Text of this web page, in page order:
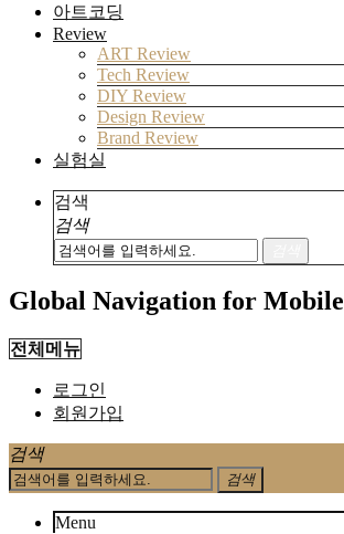
아트코딩
Review
ART Review
Tech Review
DIY Review
Design Review
Brand Review
실험실
검색
검색
Global Navigation for Mobile
전체메뉴
로그인
회원가입
검색
검색
Menu